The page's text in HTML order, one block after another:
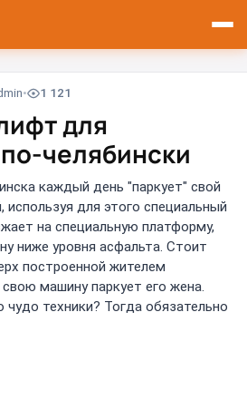
1 121
для
челябински
каждый день "паркует" свой
для этого специальный
на специальную платформу,
ниже уровня асфальта. Стоит
построенной жителем
машину паркует его жена.
чудо техники? Тогда обязательно